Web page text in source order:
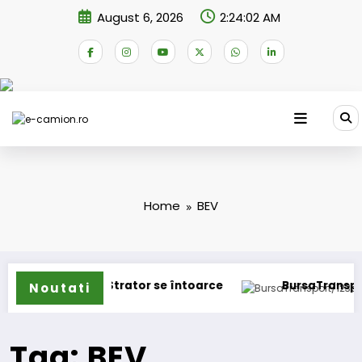
August 6, 2026 2:24:02 AM
Home BEV
Noutati
IVECO Strator se întoarce BursaTransport/